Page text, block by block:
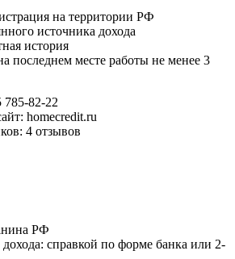
на территории РФ
источника дохода
история
последнем месте работы не менее 3
785-82-22
homecredit.ru
4 отзывов
РФ
справкой по форме банка или 2-